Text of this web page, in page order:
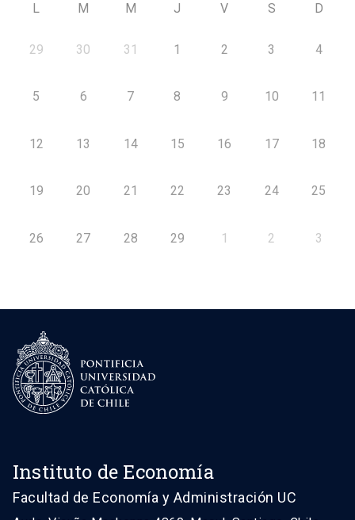
L M M J V S D
29 30 31 1 2 3 4
5 6 7 8 9 10 11
12 13 14 15 16 17 18
19 20 21 22 23 24 25
26 27 28 29 1 2 3
Instituto de Economía
Facultad de Economía y Administración UC